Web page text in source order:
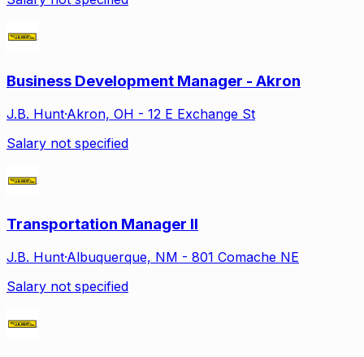
Business Development Manager - Akron
J.B. Hunt·Akron, OH - 12 E Exchange St
Salary not specified
Transportation Manager II
J.B. Hunt·Albuquerque, NM - 801 Comache NE
Salary not specified